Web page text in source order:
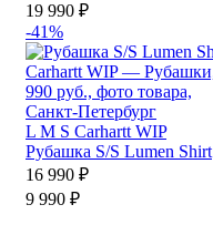
19 990 ₽
-41%
L M S Carhartt WIP
Рубашка S/S Lumen Shirt
16 990 ₽
9 990 ₽